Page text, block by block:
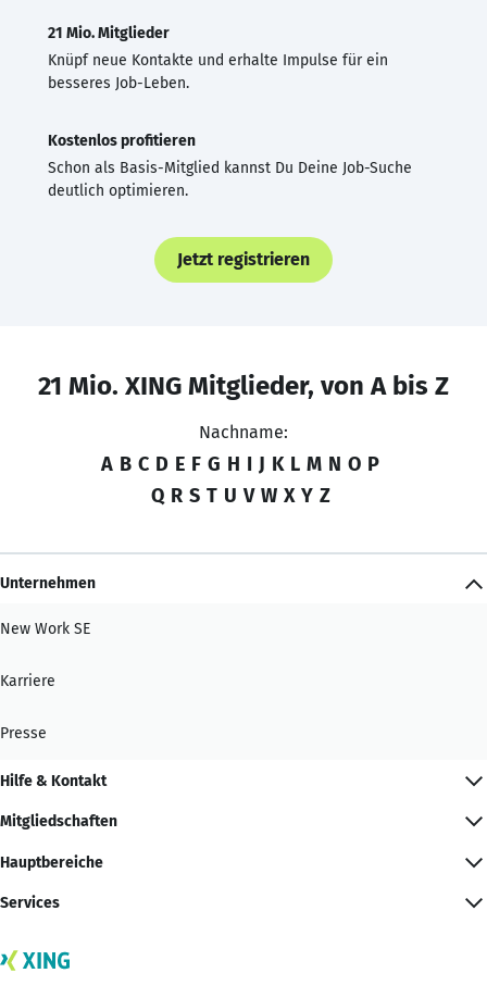
21 Mio. Mitglieder
Knüpf neue Kontakte und erhalte Impulse für ein
besseres Job-Leben.
Kostenlos profitieren
Schon als Basis-Mitglied kannst Du Deine Job-Suche
deutlich optimieren.
Jetzt registrieren
21 Mio. XING Mitglieder, von A bis Z
Nachname:
A B C D E F G H I J K L M N O P
Q R S T U V W X Y Z
Unternehmen
New Work SE
Karriere
Presse
Hilfe & Kontakt
Mitgliedschaften
Hauptbereiche
Services